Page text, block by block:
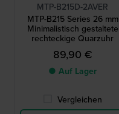
MTP-B215D-2AVER
MTP-B215 Series 26 mm
Minimalistisch gestaltete
rechteckige Quarzuhr
89,90 €
● Auf Lager
Vergleichen